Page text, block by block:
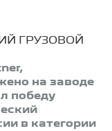
на заводе
победу
в категории